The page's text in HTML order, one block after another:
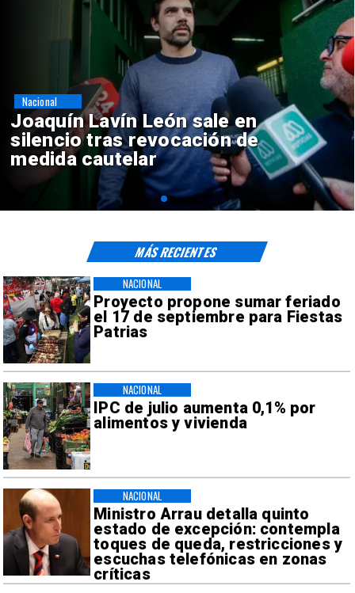
Chile y Venezuela formalizan
reinicio de relaciones
consulares
Nacional
Proyecto propone sumar feriado
el 17 de septiembre para Fiestas
Patrias
NACIONAL
IPC de julio aumenta 0,1% por
alimentos y vivienda
NACIONAL
Ministro Arrau detalla quinto
estado de excepción: contempla
toques de queda, restricciones y
escuchas telefónicas en zonas
críticas
NACIONAL
MÁS RECIENTES